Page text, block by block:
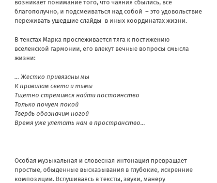
возникает понимание того, что чаяния сбылись, все
благополучно, и подсмеиваться над собой – это удовольствие
переживать ушедшие слайды в иных координатах жизни.
В текстах Марка прослеживается тяга к постижению
вселенской гармонии, его влекут вечные вопросы смысла
жизни:
… Жестко привязаны мы
К правилам света и тьмы
Тщетно стремимся найти постоянство
Только почуем покой
Твердь обозначим ногой
Время уже улетать нам в пространство…
Особая музыкальная и словесная интонация превращает
простые, обыденные высказывания в глубокие, искренние
композиции. Вслушиваясь в тексты, звуки, манеру